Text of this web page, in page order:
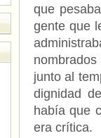
que
gente que
junto al
dignidad
había que
era crítica.